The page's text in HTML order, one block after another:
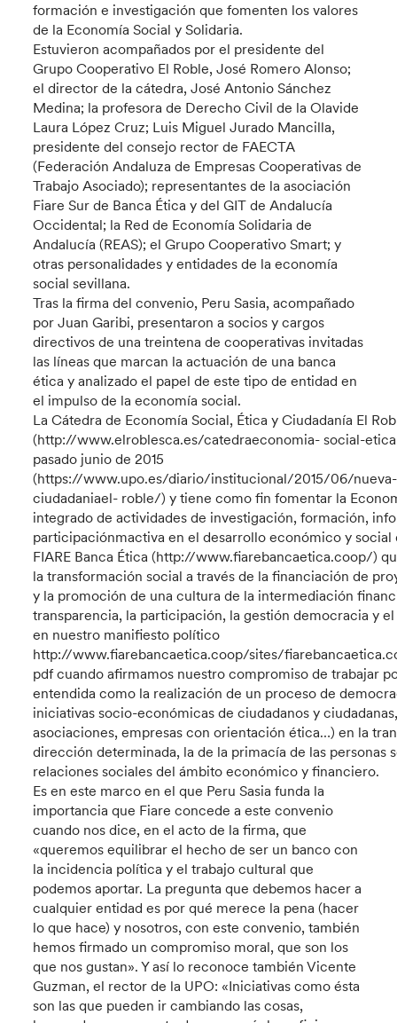
formación e investigación que fomenten los valores
de la Economía Social y Solidaria.
Estuvieron acompañados por el presidente del
Grupo Cooperativo El Roble, José Romero Alonso;
el director de la cátedra, José Antonio Sánchez
Medina; la profesora de Derecho Civil de la Olavide
Laura López Cruz; Luis Miguel Jurado Mancilla,
presidente del consejo rector de FAECTA
(Federación Andaluza de Empresas Cooperativas de
Trabajo Asociado); representantes de la asociación
Fiare Sur de Banca Ética y del GIT de Andalucía
Occidental; la Red de Economía Solidaria de
Andalucía (REAS); el Grupo Cooperativo Smart; y
otras personalidades y entidades de la economía
social sevillana.
Tras la firma del convenio, Peru Sasia, acompañado
por Juan Garibi, presentaron a socios y cargos
directivos de una treintena de cooperativas invitadas
las líneas que marcan la actuación de una banca
ética y analizado el papel de este tipo de entidad en
el impulso de la economía social.
La Cátedra de Economía Social, Ética y Ciudadanía El
(http://www.elroblesca.es/catedraeconomia- social-
pasado junio de 2015
(https://www.upo.es/diario/institucional/2015/06/
ciudadaniael- roble/) y tiene como fin fomentar la
integrado de actividades de investigación, formación,
participaciónmactiva en el desarrollo económico y social
FIARE Banca Ética (http://www.fiarebancaetica.coop/)
la transformación social a través de la financiación de
y la promoción de una cultura de la intermediación
transparencia, la participación, la gestión democracia y
en nuestro manifiesto político
http://www.fiarebancaetica.coop/sites/
pdf cuando afirmamos nuestro compromiso de trabajar
entendida como la realización de un proceso de
iniciativas socio-económicas de ciudadanos y
asociaciones, empresas con orientación ética…) en la
dirección determinada, la de la primacía de las personas
relaciones sociales del ámbito económico y financiero.
Es en este marco en el que Peru Sasia funda la
importancia que Fiare concede a este convenio
cuando nos dice, en el acto de la firma, que
«queremos equilibrar el hecho de ser un banco con
la incidencia política y el trabajo cultural que
podemos aportar. La pregunta que debemos hacer a
cualquier entidad es por qué merece la pena (hacer
lo que hace) y nosotros, con este convenio, también
hemos firmado un compromiso moral, que son los
que nos gustan». Y así lo reconoce también Vicente
Guzman, el rector de la UPO: «Iniciativas como ésta
son las que pueden ir cambiando las cosas,